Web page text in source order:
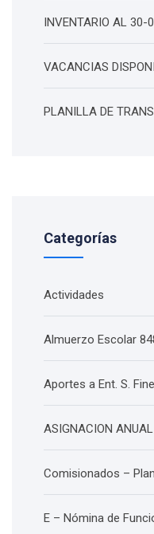
INVENTARIO AL 30-
VACANCIAS
PLANILLA DE
Categorías
Actividades
Almuerzo Escolar
Aportes a Ent. S.
ASIGNACION ANUAL
Comisionados –
E – Nómina de